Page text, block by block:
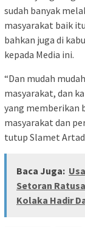
sudah banyak
masyarakat baik
bahkan juga di
kepada Media ini.
“Dan mudah
masyarakat, dan
yang memberikan
masyarakat dan
tutup Slamet
Baca Juga:
Setoran
Kolaka Hadir